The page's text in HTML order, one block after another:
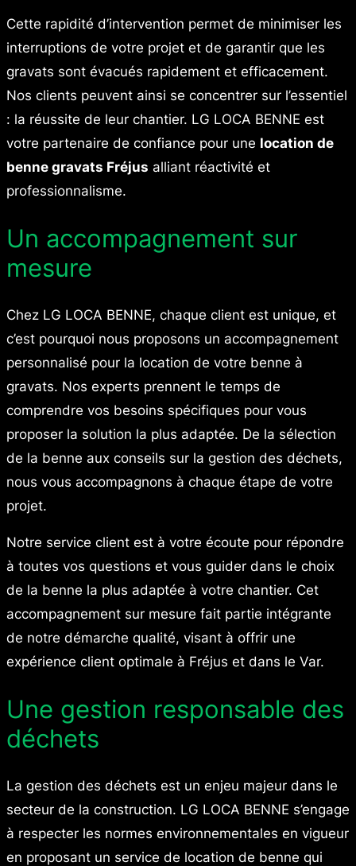
Cette rapidité d’intervention permet de minimiser les
interruptions de votre projet et de garantir que les
gravats sont évacués rapidement et efficacement.
Nos clients peuvent ainsi se concentrer sur l’essentiel
: la réussite de leur chantier. LG LOCA BENNE est
votre partenaire de confiance pour une location de
benne gravats Fréjus alliant réactivité et
professionnalisme.
Un accompagnement sur
mesure
Chez LG LOCA BENNE, chaque client est unique, et
c’est pourquoi nous proposons un accompagnement
personnalisé pour la location de votre benne à
gravats. Nos experts prennent le temps de
comprendre vos besoins spécifiques pour vous
proposer la solution la plus adaptée. De la sélection
de la benne aux conseils sur la gestion des déchets,
nous vous accompagnons à chaque étape de votre
projet.
Notre service client est à votre écoute pour répondre
à toutes vos questions et vous guider dans le choix
de la benne la plus adaptée à votre chantier. Cet
accompagnement sur mesure fait partie intégrante
de notre démarche qualité, visant à offrir une
expérience client optimale à Fréjus et dans le Var.
Une gestion responsable des
déchets
La gestion des déchets est un enjeu majeur dans le
secteur de la construction. LG LOCA BENNE s’engage
à respecter les normes environnementales en vigueur
en proposant un service de location de benne qui